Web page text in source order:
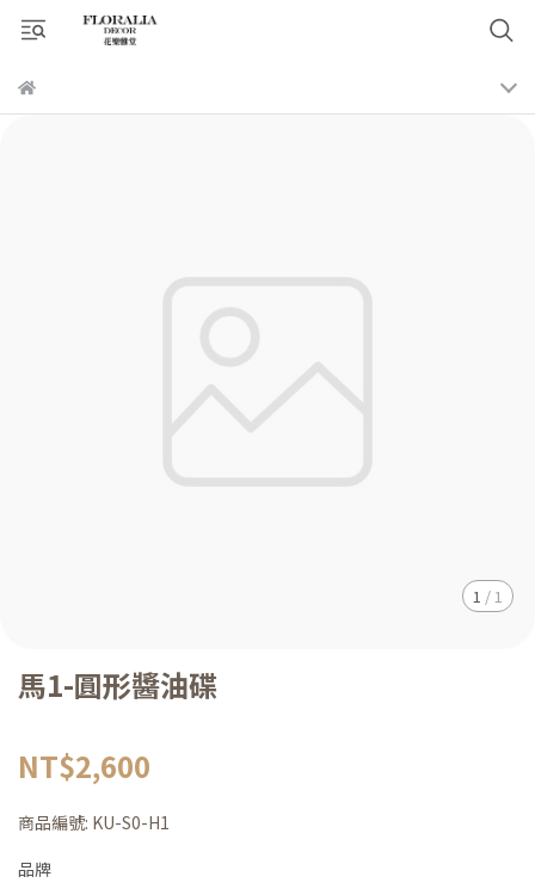
1 / 1
馬1-圓形醬油碟
NT$2,600
商品編號: KU-S0-H1
品牌